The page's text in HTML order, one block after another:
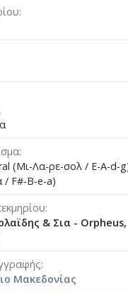
(Μι-Λα-ρε-σολ / E-A-d-
/ F#-B-e-a)
& Σια - Orpheus,
Μακεδονίας